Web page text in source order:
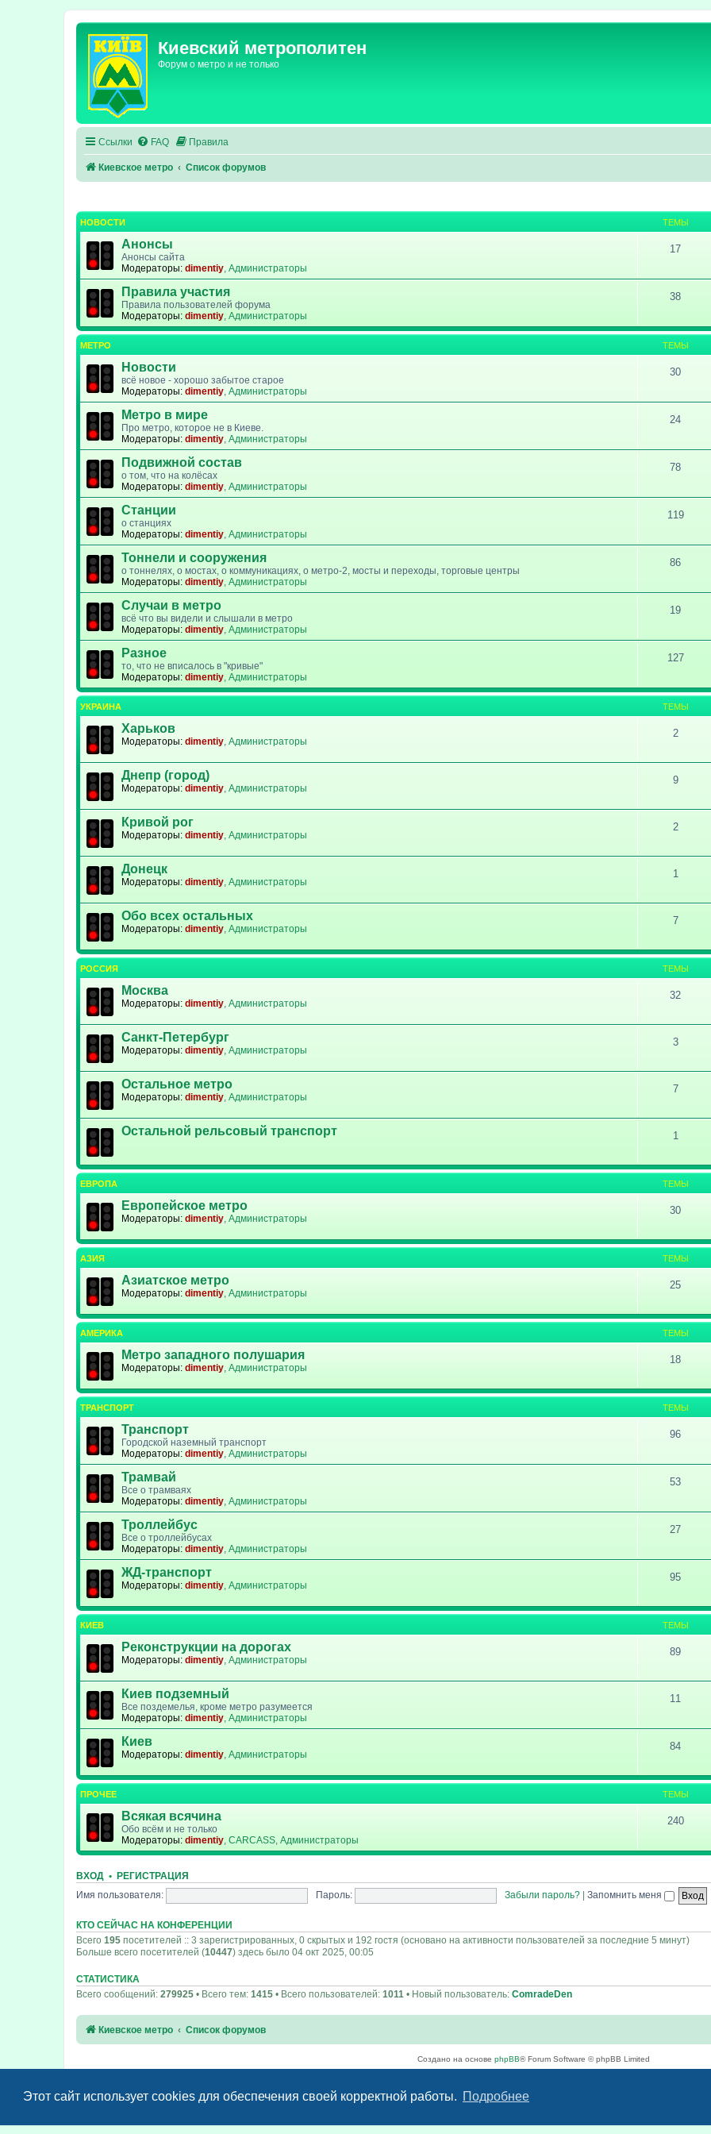
Этот сайт использует cookies для обеспечения своей корректной работы. Подробнее
Киевский метрополитен
Форум о метро и не только
Ссылки FAQ Правила
Киевское метро Список форумов
НОВОСТИ ТЕМЫ
Анонсы
Анонсы сайта
Модераторы: dimentiy, Администраторы
17
Правила участия
Правила пользователей форума
Модераторы: dimentiy, Администраторы
38
МЕТРО ТЕМЫ
Новости
всё новое - хорошо забытое старое
Модераторы: dimentiy, Администраторы
30
Метро в мире
Про метро, которое не в Киеве.
Модераторы: dimentiy, Администраторы
24
Подвижной состав
о том, что на колёсах
Модераторы: dimentiy, Администраторы
78
Станции
о станциях
Модераторы: dimentiy, Администраторы
119
Тоннели и сооружения
о тоннелях, о мостах, о коммуникациях, о метро-2, мосты и переходы, торговые центры
Модераторы: dimentiy, Администраторы
86
Случаи в метро
всё что вы видели и слышали в метро
Модераторы: dimentiy, Администраторы
19
Разное
то, что не вписалось в "кривые"
Модераторы: dimentiy, Администраторы
127
УКРАИНА ТЕМЫ
Харьков
Модераторы: dimentiy, Администраторы
2
Днепр (город)
Модераторы: dimentiy, Администраторы
9
Кривой рог
Модераторы: dimentiy, Администраторы
2
Донецк
Модераторы: dimentiy, Администраторы
1
Обо всех остальных
Модераторы: dimentiy, Администраторы
7
РОССИЯ ТЕМЫ
Москва
Модераторы: dimentiy, Администраторы
32
Санкт-Петербург
Модераторы: dimentiy, Администраторы
3
Остальное метро
Модераторы: dimentiy, Администраторы
7
Остальной рельсовый транспорт 1
ЕВРОПА ТЕМЫ
Европейское метро
Модераторы: dimentiy, Администраторы
30
АЗИЯ ТЕМЫ
Азиатское метро
Модераторы: dimentiy, Администраторы
25
АМЕРИКА ТЕМЫ
Метро западного полушария
Модераторы: dimentiy, Администраторы
18
ТРАНСПОРТ ТЕМЫ
Транспорт
Городской наземный транспорт
Модераторы: dimentiy, Администраторы
96
Трамвай
Все о трамваях
Модераторы: dimentiy, Администраторы
53
Троллейбус
Все о троллейбусах
Модераторы: dimentiy, Администраторы
27
ЖД-транспорт
Модераторы: dimentiy, Администраторы
95
КИЕВ ТЕМЫ
Реконструкции на дорогах
Модераторы: dimentiy, Администраторы
89
Киев подземный
Все поздемелья, кроме метро разумеется
Модераторы: dimentiy, Администраторы
11
Киев
Модераторы: dimentiy, Администраторы
84
ПРОЧЕЕ ТЕМЫ
Всякая всячина
Обо всём и не только
Модераторы: dimentiy, CARCASS, Администраторы
240
ВХОД • РЕГИСТРАЦИЯ
Имя пользователя: Пароль: Забыли пароль? Запомнить меня
КТО СЕЙЧАС НА КОНФЕРЕНЦИИ
Всего 195 посетителей :: 3 зарегистрированных, 0 скрытых и 192 гостя (основано на активности пользователей за последние 5 минут)
Больше всего посетителей (10447) здесь было 04 окт 2025, 00:05
СТАТИСТИКА
Всего сообщений: 279925 • Всего тем: 1415 • Всего пользователей: 1011 • Новый пользователь: ComradeDen
Киевское метро Список форумов
Создано на основе phpBB® Forum Software © phpBB Limited